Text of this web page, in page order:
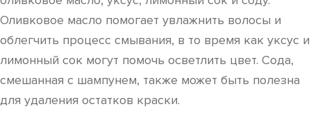
Оливковое масло помогает увлажнить волосы и
облегчить процесс смывания, в то время как уксус и
лимонный сок могут помочь осветлить цвет. Сода,
смешанная с шампунем, также может быть полезна
для удаления остатков краски.